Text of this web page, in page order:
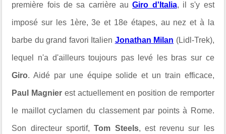
première fois de sa carrière auGiro d'Italia, il s'y est
imposé sur les 1ère, 3e et 18e étapes, au nez et à la
barbe du grand favori Italien Jonathan Milan (Lidl-Trek),
lequel n'a d'ailleurs toujours pas levé les bras sur ce
Giro. Aidé par une équipe solide et un train efficace,
Paul Magnier est actuellement en position de remporter
le maillot cyclamen du classement par points à Rome.
Son directeur sportif,Tom Steels, est revenu sur les